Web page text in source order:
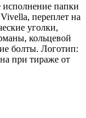
исполнение папки
переплет на
уголки,
кольцевой
болты. Логотип:
при тираже от